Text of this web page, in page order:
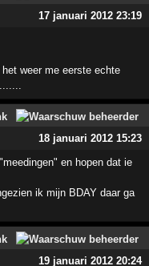
17 januari 2012 23:19
weer me eerste echte
18 januari 2012 15:23
en hopen dat ie
ik mijn BDAY daar ga
19 januari 2012 20:24